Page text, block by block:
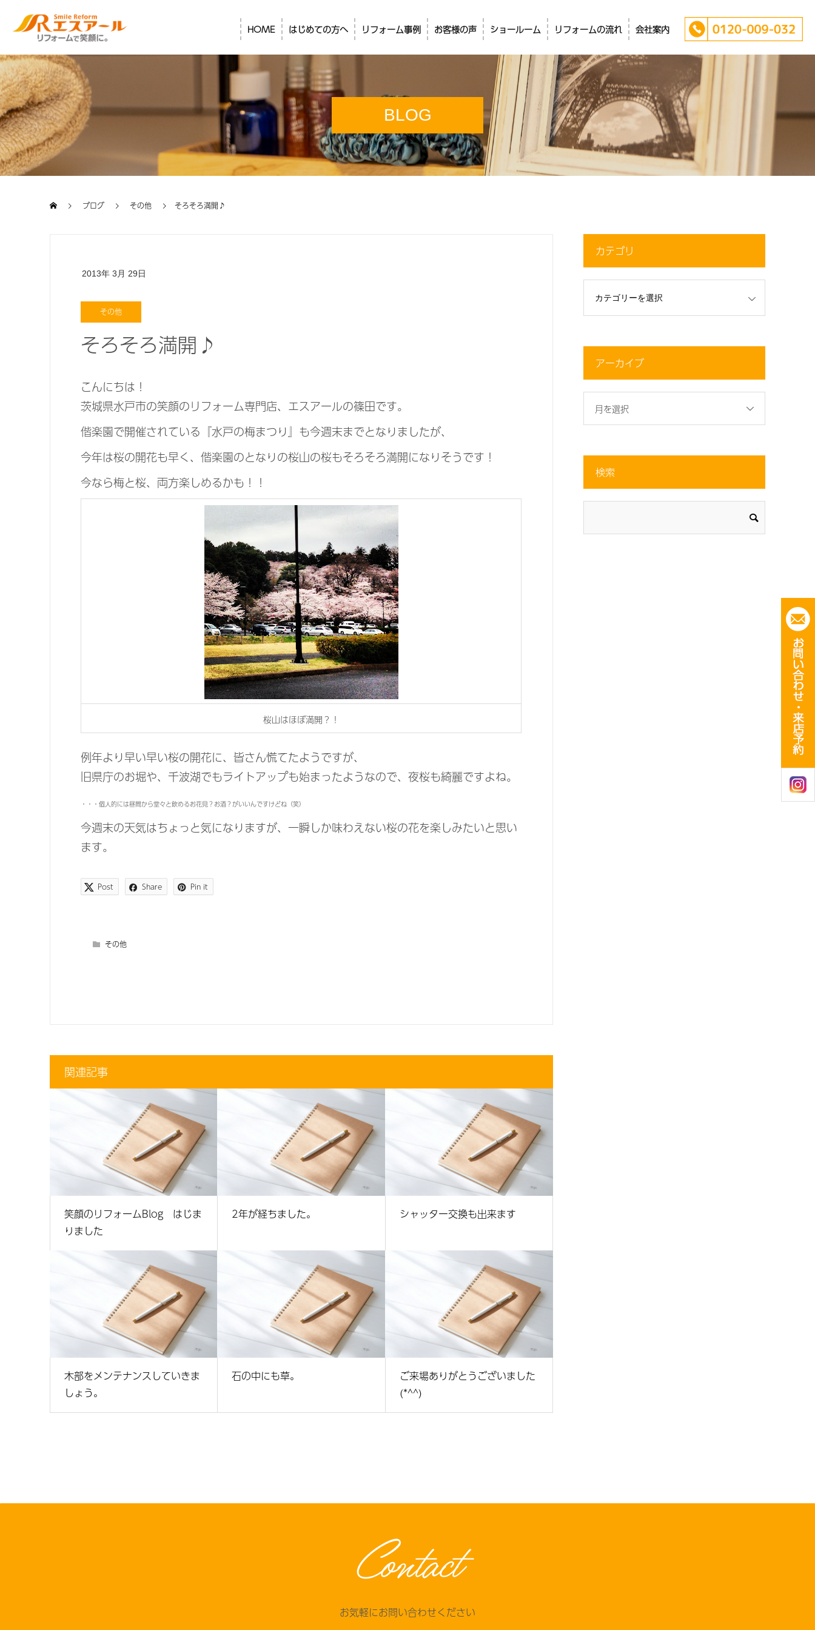
HOME はじめての方へ リフォーム事例 お客様の声 ショールーム リフォームの流れ 会社案内
BLOG
ブログ その他 そろそろ満開♪
2013年 3月 29日
その他
そろそろ満開♪
こんにちは！
茨城県水戸市の笑顔のリフォーム専門店、エスアールの篠田です。
偕楽園で開催されている『水戸の梅まつり』も今週末までとなりましたが、
今年は桜の開花も早く、偕楽園のとなりの桜山の桜もそろそろ満開になりそうです！
今なら梅と桜、両方楽しめるかも！！
桜山はほぼ満開？！
例年より早い早い桜の開花に、皆さん慌てたようですが、
旧県庁のお堀や、千波湖でもライトアップも始まったようなので、夜桜も綺麗ですよね。
・・・個人的には昼間から堂々と飲めるお花見？お酒？がいいんですけどね（笑）
今週末の天気はちょっと気になりますが、一瞬しか味わえない桜の花を楽しみたいと思い
ます。
Post Share Pin it
その他
関連記事
笑顔のリフォームBlog はじま
りました
2年が経ちました。 シャッター交換も出来ます
木部をメンテナンスしていきま
しょう。
石の中にも草。
ご来場ありがとうございました
(*^^)
カテゴリ
アーカイブ
月を選択
検索
Contact
お気軽にお問い合わせください